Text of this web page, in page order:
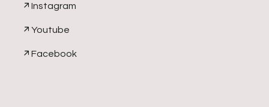
Instagram
Youtube
Facebook